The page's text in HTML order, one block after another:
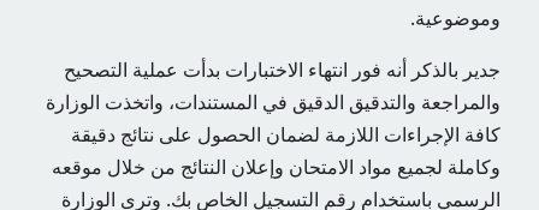
وموضوعية.
جدير بالذكر أنه فور انتهاء الاختبارات بدأت عملية التصحيح
والمراجعة والتدقيق الدقيق في المستندات، واتخذت الوزارة
كافة الإجراءات اللازمة لضمان الحصول على نتائج دقيقة
وكاملة لجميع مواد الامتحان وإعلان النتائج من خلال موقعه
الرسمي باستخدام رقم التسجيل الخاص بك. وترى الوزارة